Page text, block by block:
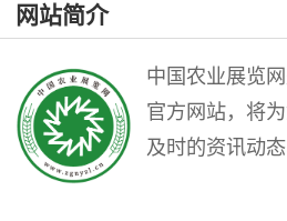
讲话精神
国与葡语
的优...
网站简介
中国农业展览
官方网站，将
及时的资讯动